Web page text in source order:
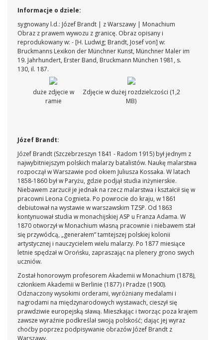
Informacje o dziele:
sygnowany l.d.: Józef Brandt | z Warszawy | Monachium
Obraz z prawem wywozu z granicę. Obraz opisany i
reprodukowany w: - [H. Ludwig; Brandt, Josef von] w:
Bruckmanns Lexikon der Münchner Kunst, Münchner Maler im
19. Jahrhundert, Erster Band, Bruckmann München 1981, s.
130, il. 187.
duże zdjęcie w
ramie
Zdjęcie w dużej rozdzielczości (1,2
MB)
Józef Brandt:
Józef Brandt (Szczebrzeszyn 1841 - Radom 1915) był jednym z
najwybitniejszym polskich malarzy batalistów. Naukę malarstwa
rozpoczął w Warszawie pod okiem Juliusza Kossaka. W latach
1858-1860 był w Paryżu, gdzie podjął studia inżynierskie.
Niebawem zarzucił je jednak na rzecz malarstwa i kształcił się w
pracowni Leona Cognieta. Po powrocie do kraju, w 1861
debiutował na wystawie w warszawskim TZSP. Od 1863
kontynuował studia w monachijskiej ASP u Franza Adama. W
1870 otworzył w Monachium własną pracownie i niebawem stał
się przywódcą, „generałem” tamtejszej polskiej kolonii
artystycznej i nauczycielem wielu malarzy. Po 1877 miesiące
letnie spędzał w Orońsku, zapraszając na plenery grono swych
uczniów.
Został honorowym profesorem Akademii w Monachium (1878),
członkiem Akademii w Berlinie (1877) i Pradze (1900).
Odznaczony wysokimi orderami, wyróżniany medalami i
nagrodami na międzynarodowych wystawach, cieszył się
prawdziwie europejską sławą. Mieszkając i tworząc poza krajem
zawsze wyraźnie podkreślał swoją polskość; dając jej wyraz
choćby poprzez podpisywanie obrazów Józef Brandt z
Warszawy.